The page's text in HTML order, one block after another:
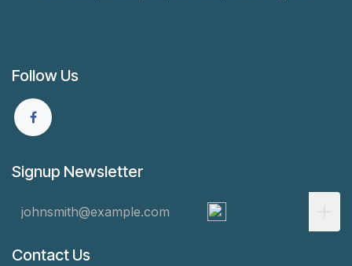
Follow Us
Signup Newsletter
Contact Us